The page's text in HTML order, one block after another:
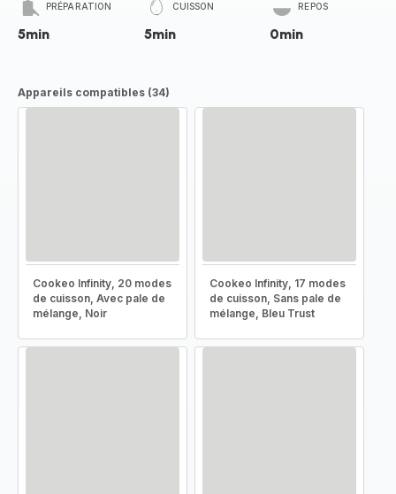
PRÉPARATION
5min
CUISSON
5min
REPOS
0min
Appareils compatibles (34)
Cookeo Infinity, 20 modes
de cuisson, Avec pale de
mélange, Noir
Cookeo Infinity, 17 modes
de cuisson, Sans pale de
mélange, Bleu Trust